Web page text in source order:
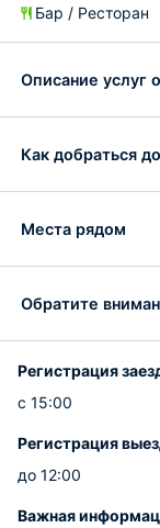
Бар / Ресторан
Описание услуг
Как добраться
Места рядом
Обратите
Регистрация
с 15:00
Регистрация
до 12:00
Важная